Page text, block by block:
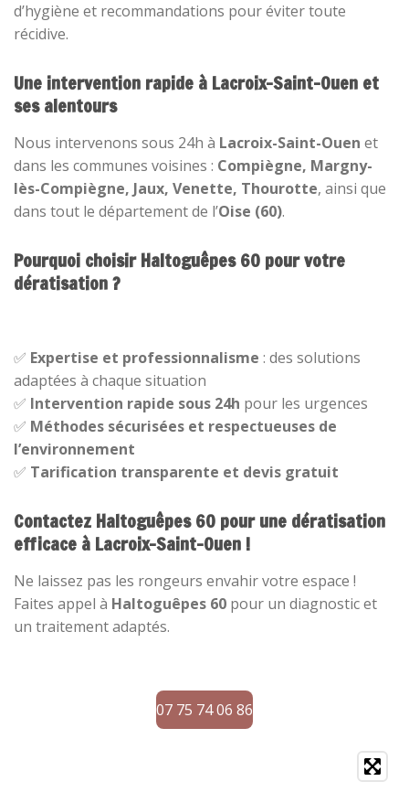
d’hygiène et recommandations pour éviter toute
récidive.
Une intervention rapide à Lacroix-Saint-Ouen et
ses alentours
Nous intervenons sous 24h à Lacroix-Saint-Ouen et
dans les communes voisines : Compiègne, Margny-
lès-Compiègne, Jaux, Venette, Thourotte, ainsi que
dans tout le département de l’Oise (60).
Pourquoi choisir Haltoguêpes 60 pour votre
dératisation ?
✅ Expertise et professionnalisme : des solutions
adaptées à chaque situation
✅ Intervention rapide sous 24h pour les urgences
✅ Méthodes sécurisées et respectueuses de
l’environnement
✅ Tarification transparente et devis gratuit
Contactez Haltoguêpes 60 pour une dératisation
efficace à Lacroix-Saint-Ouen !
Ne laissez pas les rongeurs envahir votre espace !
Faites appel à Haltoguêpes 60 pour un diagnostic et
un traitement adaptés.
07 75 74 06 86